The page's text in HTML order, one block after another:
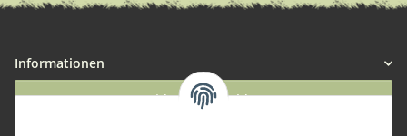
Informationen
Widerruf anmelden